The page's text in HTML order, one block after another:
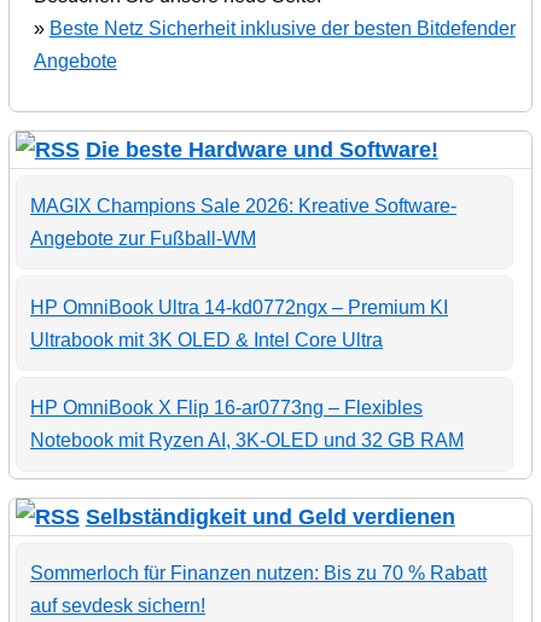
» Beste Netz Sicherheit inklusive der besten Bitdefender
Angebote
Die beste Hardware und Software!
MAGIX Champions Sale 2026: Kreative Software-
Angebote zur Fußball-WM
HP OmniBook Ultra 14-kd0772ngx – Premium KI
Ultrabook mit 3K OLED & Intel Core Ultra
HP OmniBook X Flip 16-ar0773ng – Flexibles
Notebook mit Ryzen AI, 3K-OLED und 32 GB RAM
Selbständigkeit und Geld verdienen
Sommerloch für Finanzen nutzen: Bis zu 70 % Rabatt
auf sevdesk sichern!